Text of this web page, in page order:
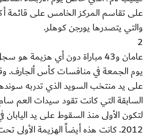
على تقاسم المركز الخامس على قائمة
والتي يتصدرها يورجن كوهلر.
2
عامان و43 مباراة دون أي
يوم الجمعة في منافسات كأس ألجارف.
على يد منتخب السويد الذي تدربه
السابقة التي كانت تقود سيدات العم
لتكون الأولى منذ السقوط على يد
2012. كانت هذه أيضاً الهزيمة